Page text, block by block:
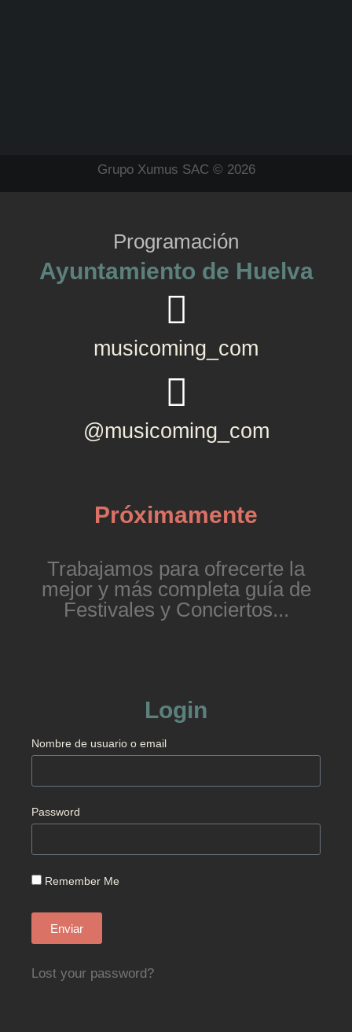
Grupo Xumus SAC © 2026
Programación
Ayuntamiento de Huelva
musicoming_com
@musicoming_com
Próximamente
Trabajamos para ofrecerte la
mejor y más completa guía de
Festivales y Conciertos...
Login
Nombre de usuario o email
Password
Remember Me
Enviar
Lost your password?